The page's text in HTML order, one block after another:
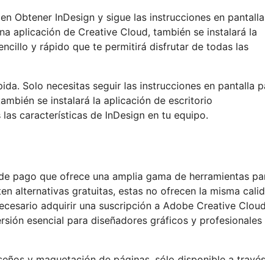
Obtener InDesign y sigue las instrucciones en
aplicación de Creative Cloud, también se instalará la
y rápido que te permitirá disfrutar de todas las
Solo necesitas seguir las instrucciones en pantalla
se instalará la aplicación de escritorio
características de InDesign en tu equipo.
pago que ofrece una amplia gama de herramientas
alternativas gratuitas, estas no ofrecen la misma
adquirir una suscripción a Adobe Creative
esencial para diseñadores gráficos y profesionales